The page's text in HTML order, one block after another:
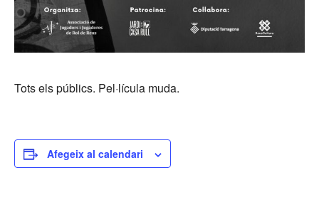
Tots els públics. Pel·lícula muda.
Afegeix al calendari